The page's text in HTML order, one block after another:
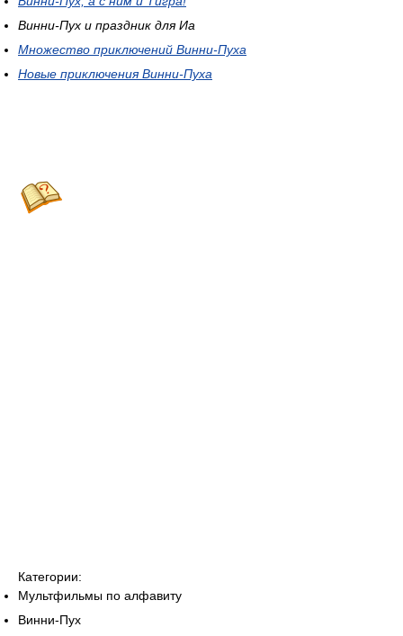
Винни-Пух и праздник для Иа
Множество приключений Винни-Пуха
Новые приключения Винни-Пуха
Категории:
Мультфильмы по алфавиту
Винни-Пух